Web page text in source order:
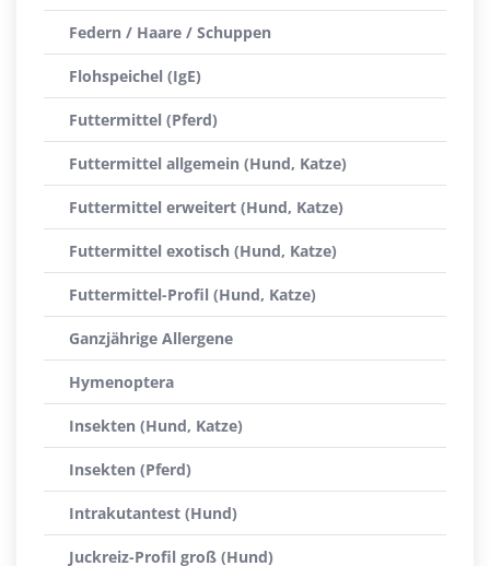
Federn / Haare / Schuppen
Flohspeichel (IgE)
Futtermittel (Pferd)
Futtermittel allgemein (Hund, Katze)
Futtermittel erweitert (Hund, Katze)
Futtermittel exotisch (Hund, Katze)
Futtermittel-Profil (Hund, Katze)
Ganzjährige Allergene
Hymenoptera
Insekten (Hund, Katze)
Insekten (Pferd)
Intrakutantest (Hund)
Juckreiz-Profil groß (Hund)